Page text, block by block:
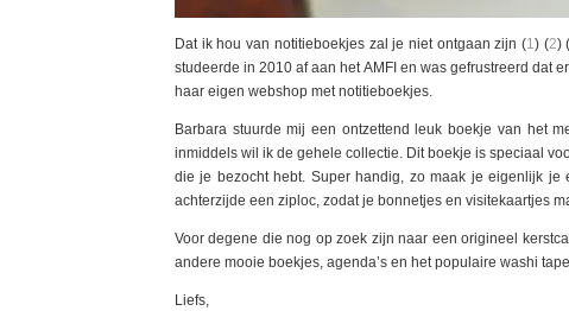
Dat ik hou van notitieboekjes zal je niet ontgaan zijn (1) (2)
studeerde in 2010 af aan het AMFI en was gefrustreerd dat
haar eigen webshop met notitieboekjes.
Barbara stuurde mij een ontzettend leuk boekje van het
inmiddels wil ik de gehele collectie. Dit boekje is speciaal
die je bezocht hebt. Super handig, zo maak je eigenlijk
achterzijde een ziploc, zodat je bonnetjes en visitekaartjes
Voor degene die nog op zoek zijn naar een origineel
andere mooie boekjes, agenda’s en het populaire washi
Liefs,